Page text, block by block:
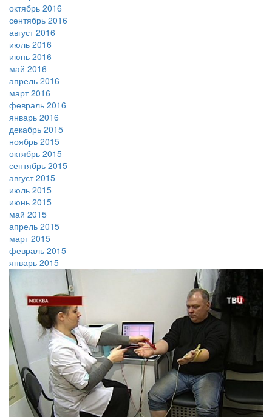
октябрь 2016
сентябрь 2016
август 2016
июль 2016
июнь 2016
май 2016
апрель 2016
март 2016
февраль 2016
январь 2016
декабрь 2015
ноябрь 2015
октябрь 2015
сентябрь 2015
август 2015
июль 2015
июнь 2015
май 2015
апрель 2015
март 2015
февраль 2015
январь 2015